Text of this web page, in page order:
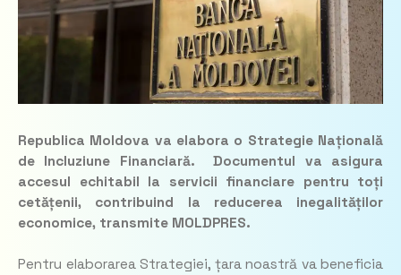
Republica Moldova va elabora o Strategie Națională
de Incluziune Financiară. Documentul va asigura
accesul echitabil la servicii financiare pentru toți
cetățenii, contribuind la reducerea inegalităților
economice, transmite MOLDPRES.
Pentru elaborarea Strategiei, țara noastră va beneficia